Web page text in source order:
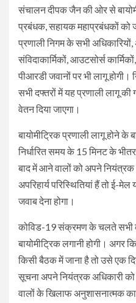
संचालन दीपक जैन की ओर से
प्रबंधक, सहायक महाप्रबंधकों को
प्रणाली निगम के सभी अधिकारियों,
संविदाकार्मिकों, आउटसोर्स
पीआरडी जवानों पर भी लागू
सभी दफ्तरों में यह प्रणाली लागू
वेतन दिया जाएगा।
बायोमीट्रिक प्रणाली लागू होने के
निर्धारित समय के 15 मिनट के
बाद में आने वालों को अपने नियंत्रक
अपरिहार्य परिस्थितियां हैं तो ई-
जवाब देना होगा।
कोविड-19 संक्रमण के चलते सभी
बायोमीट्रिक लगानी होगी। अगर
किसी बैठक में जाना है तो उसे एक
सूचना अपने नियंत्रक अधिकारी
वालों के खिलाफ अनुशासनात्मक